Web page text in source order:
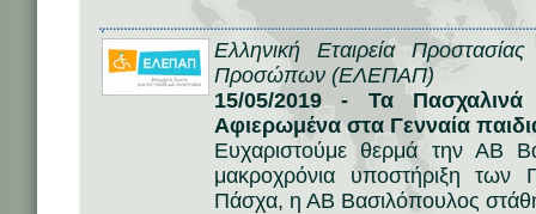
Ελληνική Εταιρεία
Προσώπων (ΕΛΕΠΑΠ)
15/05/2019 - Τα
Αφιερωμένα στα Γενναία
Ευχαριστούμε θερμά την ΑΒ
μακροχρόνια υποστήριξη των
Πάσχα, η ΑΒ Βασιλόπουλος